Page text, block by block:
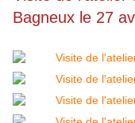
Bagneux le 27